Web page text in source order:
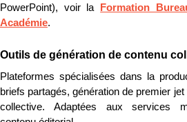
PowerPoint), voir la
Formation
Académie.
Outils de génération de contenu
Plateformes spécialisées dans la
briefs partagés, génération de premier
collective. Adaptées aux services